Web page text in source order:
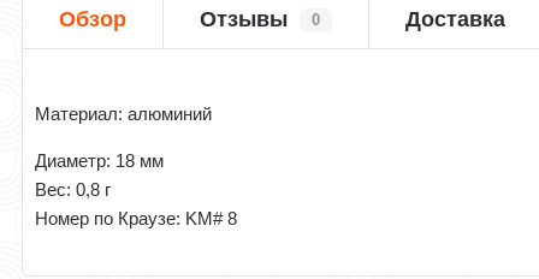
Обзор Отзывы 0 Доставка
Материал: алюминий
Диаметр: 18 мм
Вес: 0,8 г
Номер по Краузе: KM# 8